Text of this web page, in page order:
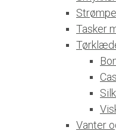
Tasker
Vanter